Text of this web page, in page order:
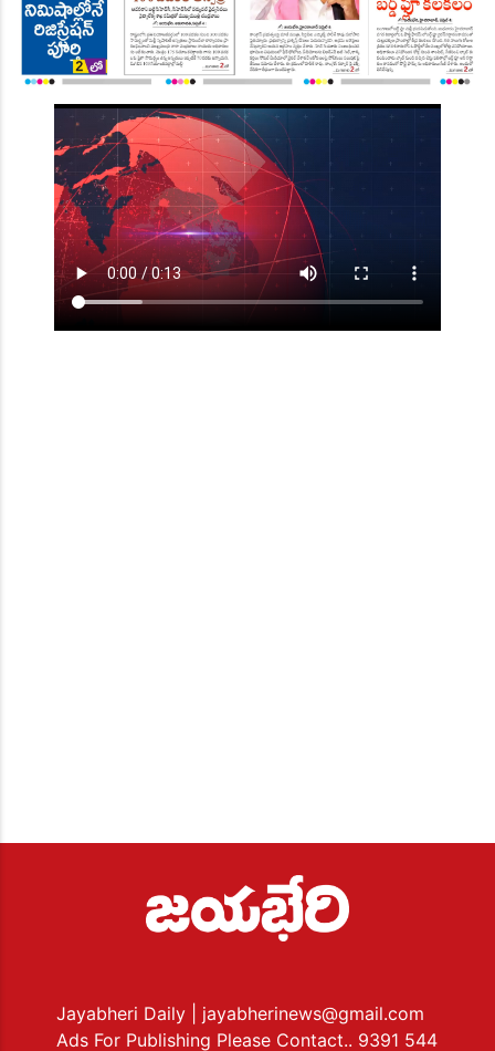
Jayabheri Daily
| jayabherinews@gmail.com
Ads For Publishing Please Contact.. 9391 544